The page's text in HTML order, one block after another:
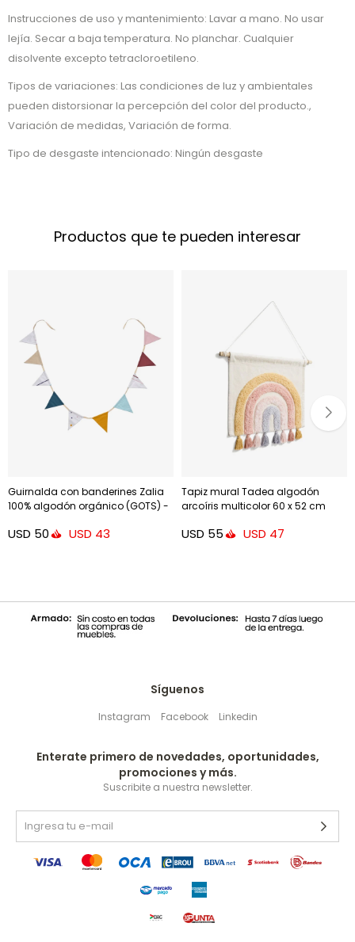
Instrucciones de uso y mantenimiento: Lavar a mano. No usar
lejía. Secar a baja temperatura. No planchar. Cualquier
disolvente excepto tetracloroetileno.
Tipos de variaciones: Las condiciones de luz y ambientales
pueden distorsionar la percepción del color del producto.,
Variación de medidas, Variación de forma.
Tipo de desgaste intencionado: Ningún desgaste
Productos que te pueden interesar
Guirnalda con banderines Zalia
100% algodón orgánico (GOTS) -
USD 50 USD 43
Tapiz mural Tadea algodón
arcoíris multicolor 60 x 52 cm
USD 55 USD 47
Síguenos
Instagram Facebook Linkedin
Enterate primero de novedades, oportunidades,
promociones y más.
Suscribite a nuestra newsletter.